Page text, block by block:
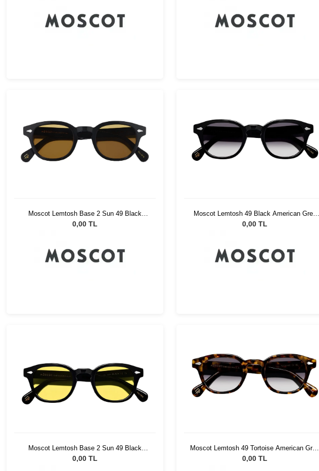
Moscot Lemtosh Base 2 Sun 49 Black
Amber
0,00 TL
Moscot Lemtosh 49 Black American Grey
Fade
0,00 TL
Moscot Lemtosh Base 2 Sun 49 Black
Mellow Yellow
0,00 TL
Moscot Lemtosh 49 Tortoise American Grey
Fade
0,00 TL